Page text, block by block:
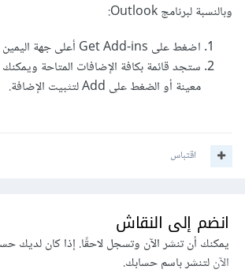
وبالنسبة لبرنامج Outlook:
اضغط على Get Add-ins أعلى جهة اليمين في شريط الأدوات.
ستجد قائمة بكافة الإضافات المتاحة
معينة أو الضغط على Add لتثبيت الإضافة.
اقتباس
انضم إلى النقاش
يمكنك أن تنشر الآن وتسجل لاحقًا. إذا كان لديك
الآنلتنشر باسم حسابك.